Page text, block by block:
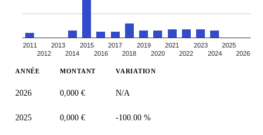
2011
2012
2013
2014
2015
2016
2017
2018
2019
2020
2021
2022
2023
2024
2025
2026
ANNÉE MONTANT VARIATION
2026 0,000 € N/A
2025 0,000 € -100.00 %